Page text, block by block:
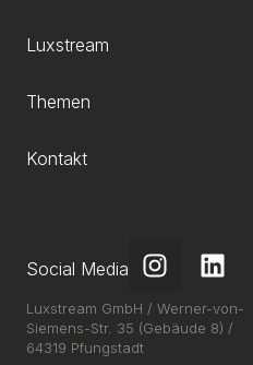
Luxstream
Themen
Kontakt
Social Media
Luxstream GmbH / Werner-von-
Siemens-Str. 35 (Gebäude 8) /
64319 Pfungstadt